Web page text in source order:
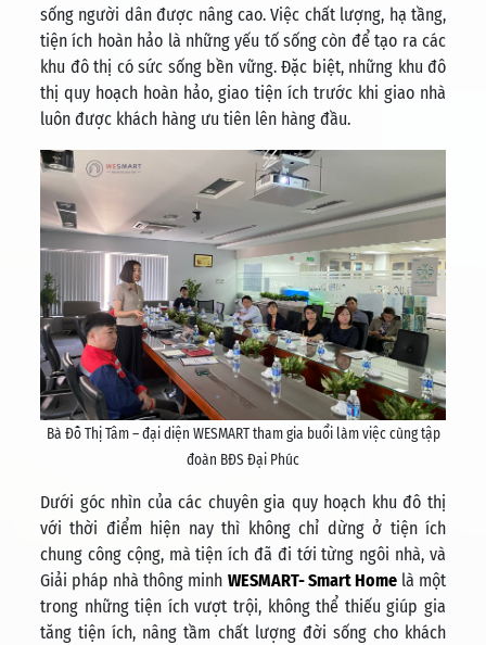
sống người dân được nâng cao. Việc chất lượng, hạ tầng,
tiện ích hoàn hảo là những yếu tố sống còn để tạo ra các
khu đô thị có sức sống bền vững. Đặc biệt, những khu đô
thị quy hoạch hoàn hảo, giao tiện ích trước khi giao nhà
luôn được khách hàng ưu tiên lên hàng đầu.
Bà Đỗ Thị Tâm – đại diện WESMART tham gia buổi làm việc cùng tập
đoàn BĐS Đại Phúc
Dưới góc nhìn của các chuyên gia quy hoạch khu đô thị
với thời điểm hiện nay thì không chỉ dừng ở tiện ích
chung công cộng, mà tiện ích đã đi tới từng ngôi nhà, và
Giải pháp nhà thông minh WESMART- Smart Homelà một
trong những tiện ích vượt trội, không thể thiếu giúp gia
tăng tiện ích, nâng tầm chất lượng đời sống cho khách